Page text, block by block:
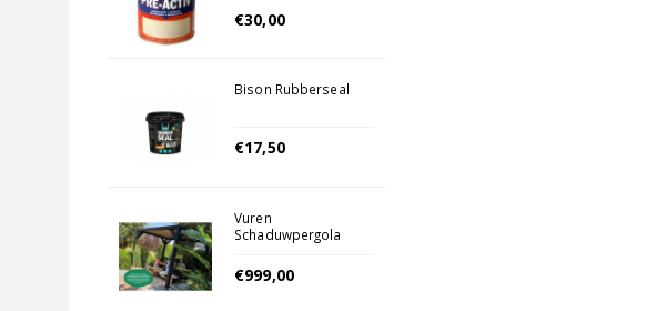
€30,00
Bison Rubberseal
€17,50
Vuren
Schaduwpergola
300x300cm Zwart
Geimpregneerd
€999,00